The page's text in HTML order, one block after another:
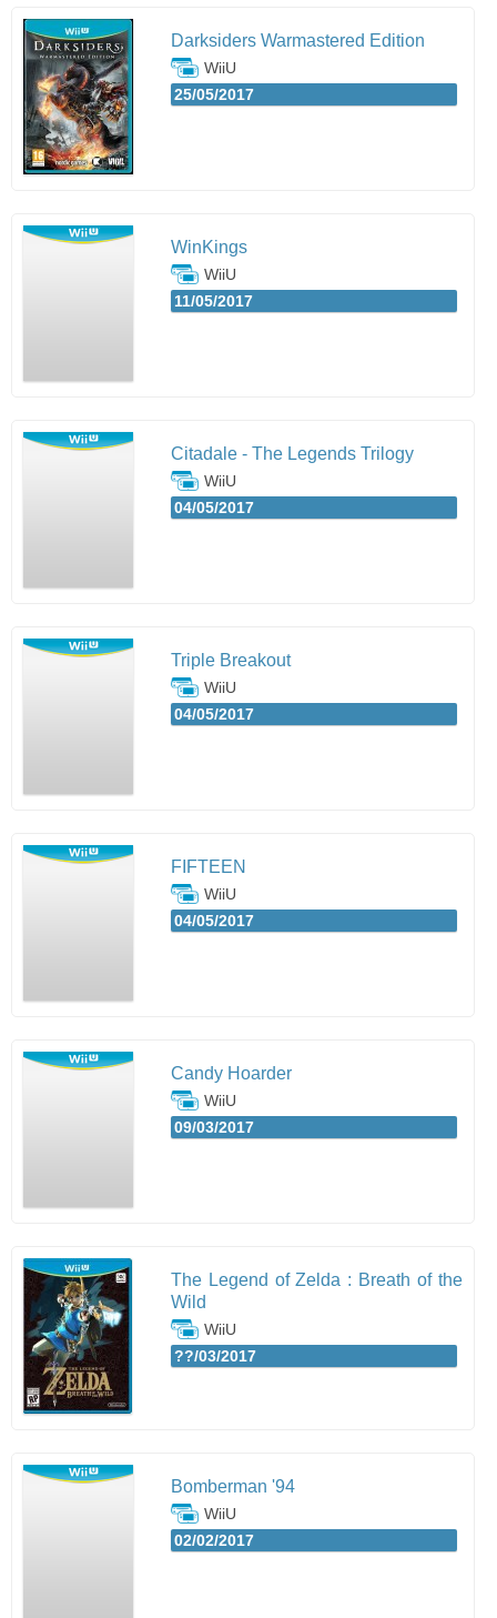
Darksiders Warmastered Edition
WiiU
25/05/2017
WinKings
WiiU
11/05/2017
Citadale - The Legends Trilogy
WiiU
04/05/2017
Triple Breakout
WiiU
04/05/2017
FIFTEEN
WiiU
04/05/2017
Candy Hoarder
WiiU
09/03/2017
The Legend of Zelda : Breath of the
Wild
WiiU
??/03/2017
Bomberman '94
WiiU
02/02/2017